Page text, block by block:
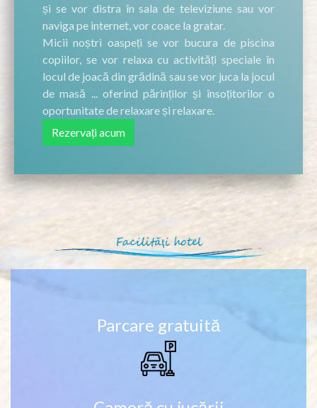
și se vor distra în sala de televiziune sau vor
naviga pe internet, vor coace la gratar.
Micii noștri oaspeți se vor bucura de piscina
copiilor, se vor relaxa cu activități speciale în
locul de joacă din grădină sau se vor juca la jocul
de masă ... oferind părinților și însoțitorilor o
oportunitate de relaxare și relaxare.
Rezervați acum
Parcare gratuită